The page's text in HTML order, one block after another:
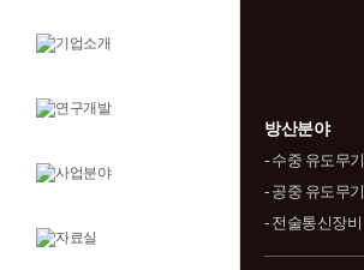
방산분야
- 수중 유도무기
- 공중 유도무기
- 전술통신장비